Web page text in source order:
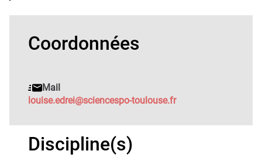
Coordonnées
Mail
louise.edrei@sciencespo-toulouse.fr
Discipline(s)